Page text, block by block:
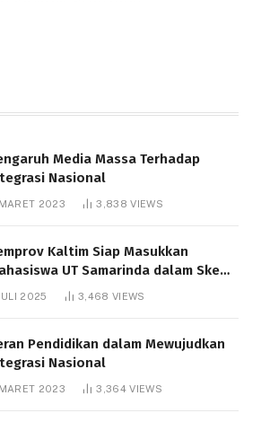
Media Massa Terhadap
Nasional
2023 3,838VIEWS
Kaltim Siap Masukkan
UT Samarinda dalam Skema
Pendidikan Gratispol
2025 3,468 VIEWS
Pendidikan dalam Mewujudkan
Nasional
2023 3,364VIEWS